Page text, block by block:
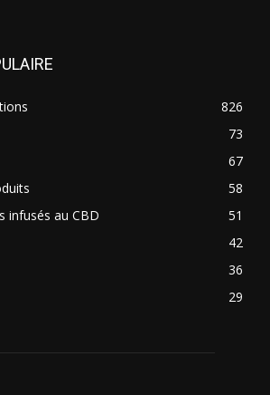
826
73
67
58
infusés au CBD
51
42
36
29